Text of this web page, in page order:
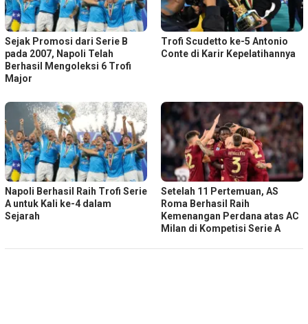
Sejak Promosi dari Serie B
pada 2007, Napoli Telah
Berhasil Mengoleksi 6 Trofi
Major
Trofi Scudetto ke-5 Antonio
Conte di Karir Kepelatihannya
Napoli Berhasil Raih Trofi Serie
A untuk Kali ke-4 dalam
Sejarah
Setelah 11 Pertemuan, AS
Roma Berhasil Raih
Kemenangan Perdana atas AC
Milan di Kompetisi Serie A